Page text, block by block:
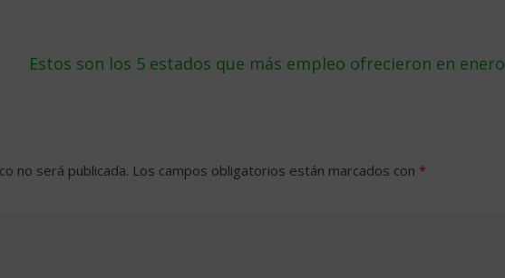
Estos son los 5 estados que más empleo ofrecieron en enero
no será publicada. Los campos obligatorios están marcados con *